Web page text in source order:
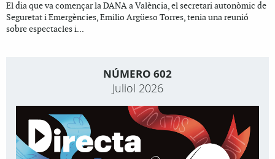
El dia que va començar la DANA a València, el secretari autonòmic de
Seguretat i Emergències, Emilio Argüeso Torres, tenia una reunió
sobre espectacles i...
NÚMERO 602
Juliol 2026